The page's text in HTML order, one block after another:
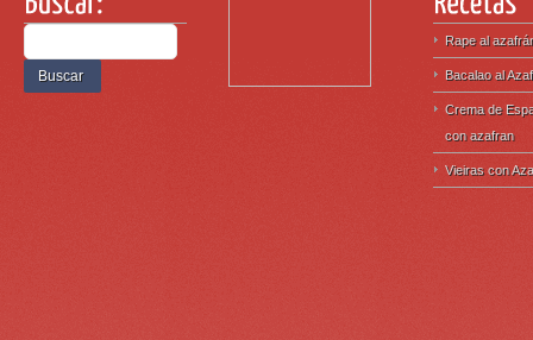
Rape al
Bacalao al
Crema de
con azafran
Vieiras con